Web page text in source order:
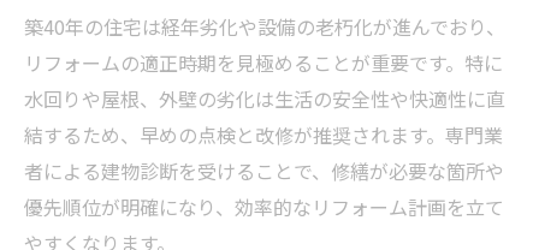
築40年の住宅は経年劣化や設備の老朽化が進んでおり、
リフォームの適正時期を見極めることが重要です。特に
水回りや屋根、外壁の劣化は生活の安全性や快適性に直
結するため、早めの点検と改修が推奨されます。専門業
者による建物診断を受けることで、修繕が必要な箇所や
優先順位が明確になり、効率的なリフォーム計画を立て
やすくなります。